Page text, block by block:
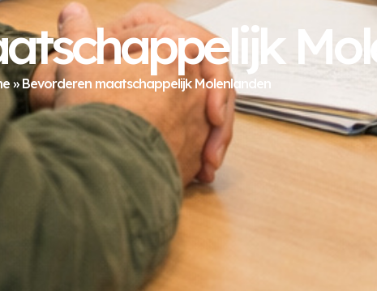
»Bevorderen maatschappelijk Molenlanden